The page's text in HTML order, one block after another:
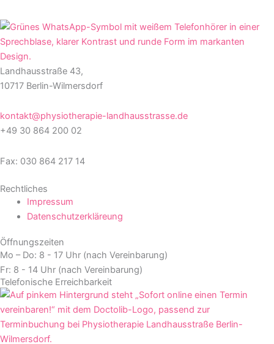
Landhausstraße 43,
10717 Berlin-Wilmersdorf
kontakt@physiotherapie-landhausstrasse.de
+49 30 864 200 02
Fax: 030 864 217 14
Rechtliches
Impressum
Datenschutzerkläreung
Öffnungszeiten
Mo – Do: 8 - 17 Uhr (nach Vereinbarung)
Fr: 8 - 14 Uhr (nach Vereinbarung)
Telefonische Erreichbarkeit